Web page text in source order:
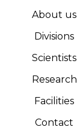
About us
Divisions
Scientists
Research
Facilities
Contact